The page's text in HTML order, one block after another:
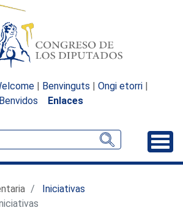
| Benvinguts | Ongi etorri |
Benvidos
Enlaces
Iniciativas